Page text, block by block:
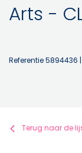
Arts -
Referentie 5894436
Terug naar de